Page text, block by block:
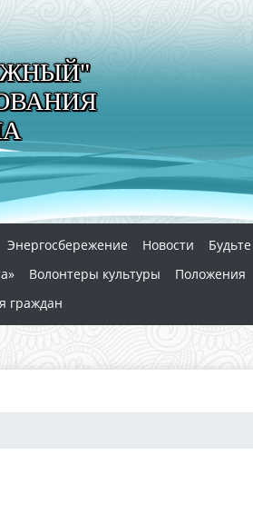
Энергосбережение Новости
Волонтеры культуры Положения
граждан